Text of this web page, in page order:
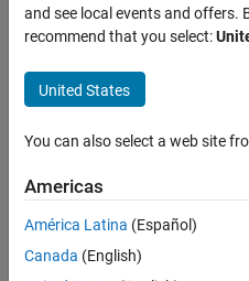
深層学
習を使
用した
ビデオ
とオプ
ティカ
ル フ
ロー
データ
and see local events and offers.
recommend that you select:
United States
You can also select a web site
Americas
América Latina (Español)
Canada (English)